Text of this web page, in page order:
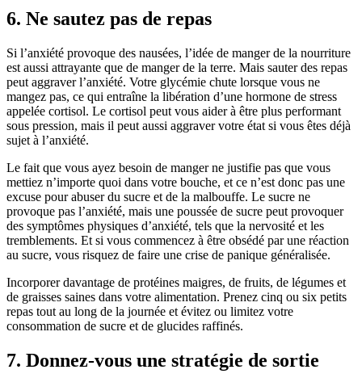
6. Ne sautez pas de repas
Si l’anxiété provoque des nausées, l’idée de manger de la nourriture
est aussi attrayante que de manger de la terre. Mais sauter des repas
peut aggraver l’anxiété. Votre glycémie chute lorsque vous ne
mangez pas, ce qui entraîne la libération d’une hormone de stress
appelée cortisol. Le cortisol peut vous aider à être plus performant
sous pression, mais il peut aussi aggraver votre état si vous êtes déjà
sujet à l’anxiété.
Le fait que vous ayez besoin de manger ne justifie pas que vous
mettiez n’importe quoi dans votre bouche, et ce n’est donc pas une
excuse pour abuser du sucre et de la malbouffe. Le sucre ne
provoque pas l’anxiété, mais une poussée de sucre peut provoquer
des symptômes physiques d’anxiété, tels que la nervosité et les
tremblements. Et si vous commencez à être obsédé par une réaction
au sucre, vous risquez de faire une crise de panique généralisée.
Incorporer davantage de protéines maigres, de fruits, de légumes et
de graisses saines dans votre alimentation. Prenez cinq ou six petits
repas tout au long de la journée et évitez ou limitez votre
consommation de sucre et de glucides raffinés.
7. Donnez-vous une stratégie de sortie